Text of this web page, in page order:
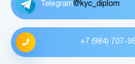
Telegram@kyc_diplom
+7 (984) 707-